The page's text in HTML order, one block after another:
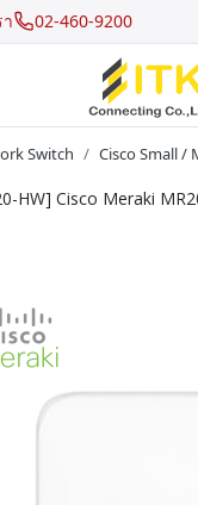
02-460-9200
Switch Cisco Small /
HW] Cisco Meraki